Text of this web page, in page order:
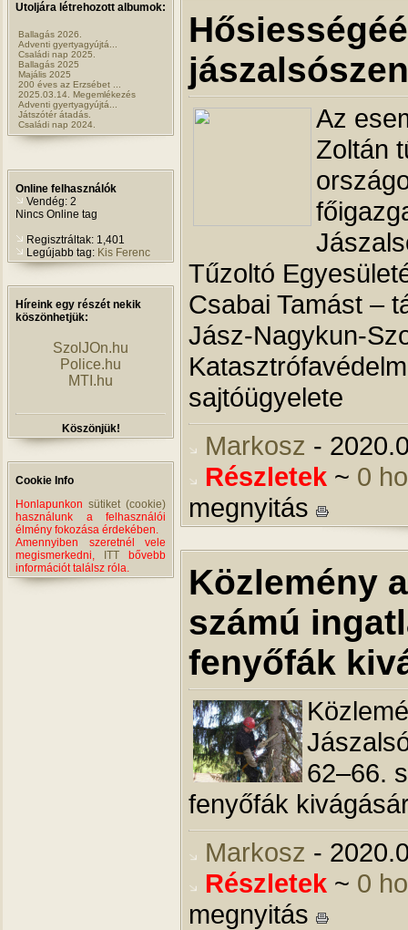
Utoljára létrehozott albumok:
Ballagás 2026.
Adventi gyertyagyújtá...
Családi nap 2025.
Ballagás 2025
Majális 2025
200 éves az Erzsébet ...
2025.03.14. Megemlékezés
Adventi gyertyagyújtá...
Játszótér átadás.
Családi nap 2024.
Online felhasználók
Vendég: 2
Nincs Online tag
Regisztráltak: 1,401
Legújabb tag: Kis Ferenc
Híreink egy részét nekik
köszönhetjük:
SzolJOn.hu
Police.hu
MTI.hu
Köszönjük!
Cookie Info
Honlapunkon sütiket (cookie)
használunk a felhasználói
élmény fokozása érdekében.
Amennyiben szeretnél vele
megismerkedni,
ITT bővebb
információt találsz róla.
Az
Zoltán
Tűzoltó
Csabai Tamást –
Jász-Nagykun-
sajtóügyelete
Markosz -
Részletek ~ 0
megnyitás
Közlemény
számú
fenyőfák
62–66.
fenyőfák
Markosz -
Részletek ~ 0
megnyitás